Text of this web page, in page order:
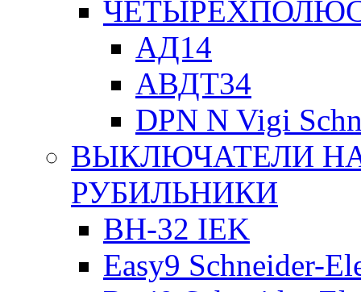
АД14
АВДТ34
DPN N Vigi
ВЫКЛЮЧАТЕЛИ
РУБИЛЬНИКИ
ВН-32 IEK
Easy9 Schneider-